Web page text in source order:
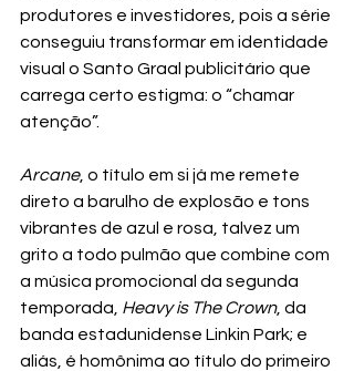
produtores e investidores, pois a série
conseguiu transformar em identidade
visual o Santo Graal publicitário que
carrega certo estigma: o “chamar
atenção”.
Arcane, o título em si já me remete
direto a barulho de explosão e tons
vibrantes de azul e rosa, talvez um
grito a todo pulmão que combine com
a música promocional da segunda
temporada, Heavy is The Crown, da
banda estadunidense Linkin Park; e
aliás, é homônima ao título do primeiro